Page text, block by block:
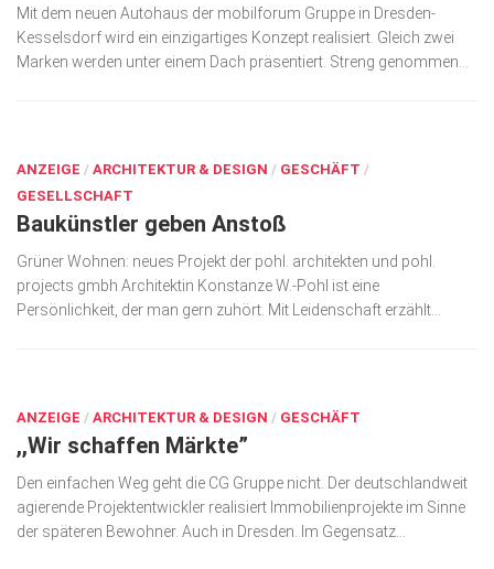
Mit dem neuen Autohaus der mobilforum Gruppe in Dres­den-
Kesselsdorf wird ein einzigartiges Konzept realisiert. Gleich zwei
Marken werden unter einem Dach präsentiert. Streng genommen...
ANZEIGE / ARCHITEKTUR & DESIGN / GESCHÄFT /
GESELLSCHAFT
Baukünstler geben Anstoß
Grüner Wohnen: neues Projekt der pohl. architekten und pohl.
projects gmbh Architektin Konstanze W.-Pohl ist eine
Persönlichkeit, der man gern zuhört. Mit Leidenschaft erzählt...
ANZEIGE / ARCHITEKTUR & DESIGN / GESCHÄFT
,,Wir schaffen Märkte”
Den einfachen Weg geht die CG Gruppe nicht. Der deutschlandweit
agierende Projektentwickler realisiert Immobilienprojekte im Sinne
der späteren Bewohner. Auch in Dresden. Im Gegensatz...